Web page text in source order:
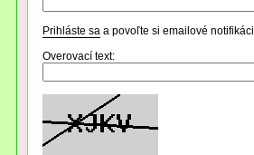
Prihláste sa a povoľte si emailové
Overovací text: